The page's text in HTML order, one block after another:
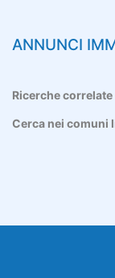
ANNUNCI
Ricerche correlate
Cerca nei comuni